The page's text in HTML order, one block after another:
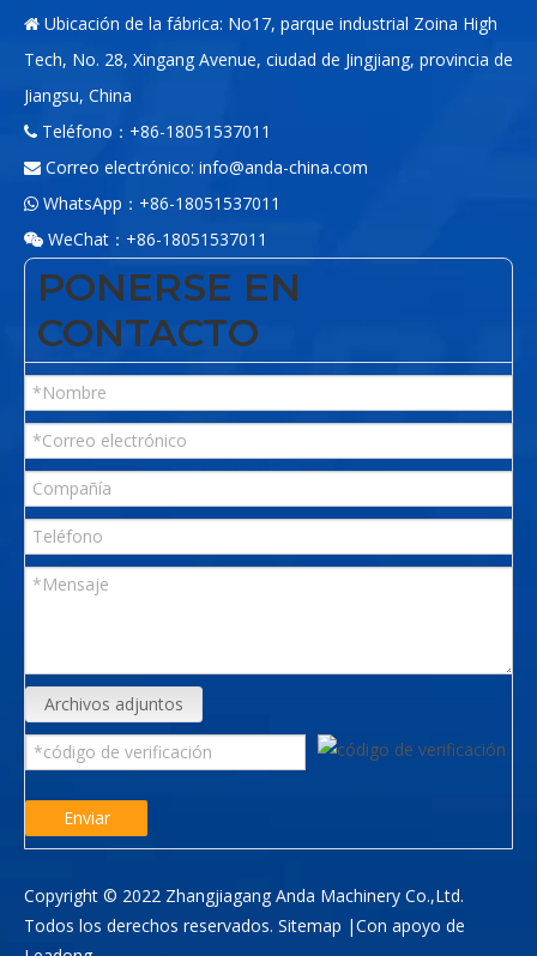
 Ubicación de la fábrica: No17, parque industrial Zoina High
Tech, No. 28, Xingang Avenue, ciudad de Jingjiang, provincia de
Jiangsu, China
 Teléfono：+86-18051537011
 Correo electrónico: info@anda-china.com
 WhatsApp：+86-18051537011
 WeChat：+86-18051537011
PONERSE EN
CONTACTO
Archivos adjuntos
Enviar
Copyright © 2022 Zhangjiagang Anda Machinery Co.,Ltd.
Todos los derechos reservados. Sitemap |Con apoyo de